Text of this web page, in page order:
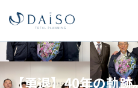
【勇退】40年の軌